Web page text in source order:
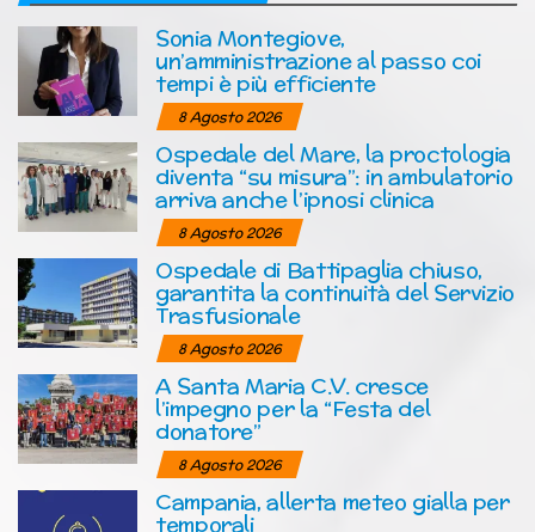
Sonia Montegiove,
un’amministrazione al passo coi
tempi è più efficiente
8 Agosto 2026
Ospedale del Mare, la proctologia
diventa “su misura”: in ambulatorio
arriva anche l’ipnosi clinica
8 Agosto 2026
Ospedale di Battipaglia chiuso,
garantita la continuità del Servizio
Trasfusionale
8 Agosto 2026
A Santa Maria C.V. cresce
l’impegno per la “Festa del
donatore”
8 Agosto 2026
Campania, allerta meteo gialla per
temporali